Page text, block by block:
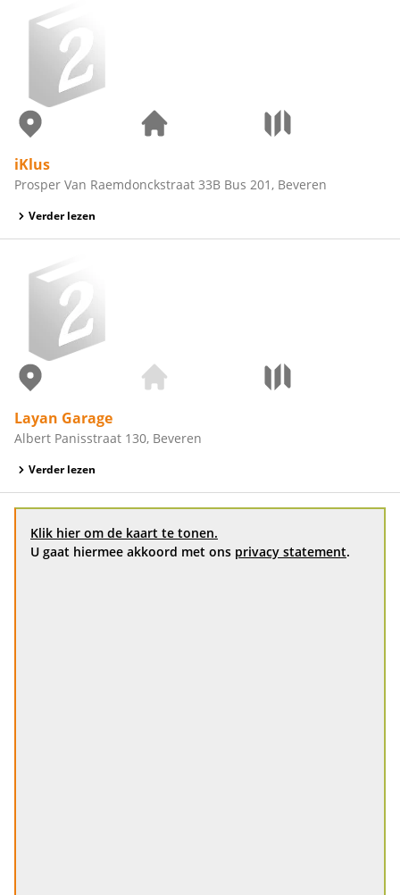
iKlus
Prosper Van Raemdonckstraat 33B Bus 201, Beveren
Verder lezen
Layan Garage
Albert Panisstraat 130, Beveren
Verder lezen
Klik hier om de kaart te tonen.
U gaat hiermee akkoord met ons privacy statement.